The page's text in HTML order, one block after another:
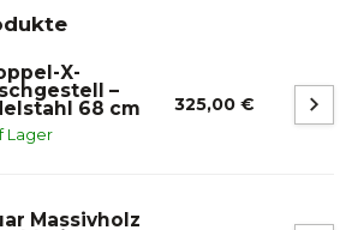
X-
–
68 cm
Lager
325,00 €
Massivholz